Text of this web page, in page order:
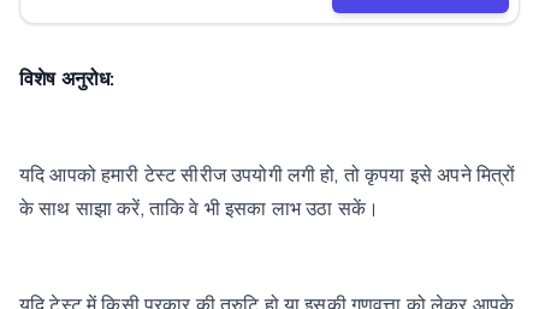
विशेष अनुरोध:
यदि आपको हमारी टेस्ट सीरीज उपयोगी लगी हो, तो कृपया इसे अपने मित्रों
के साथ साझा करें, ताकि वे भी इसका लाभ उठा सकें।